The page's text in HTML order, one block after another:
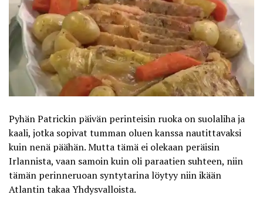
Pyhän Patrickin päivän perinteisin ruoka on suolaliha ja
kaali, jotka sopivat tumman oluen kanssa nautittavaksi
kuin nenä päähän. Mutta tämä ei olekaan peräisin
Irlannista, vaan samoin kuin oli paraatien suhteen, niin
tämän perinneruoan syntytarina löytyy niin ikään
Atlantin takaa Yhdysvalloista.